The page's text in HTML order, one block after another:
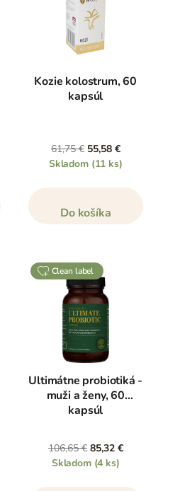
Kozie kolostrum, 60
kapsúl
61,75 € 55,58 €
Skladom (11 ks)
Do košíka
clean label
Ultimátne probiotiká -
muži a ženy, 60
kapsúl
106,65 € 85,32 €
Skladom (4 ks)